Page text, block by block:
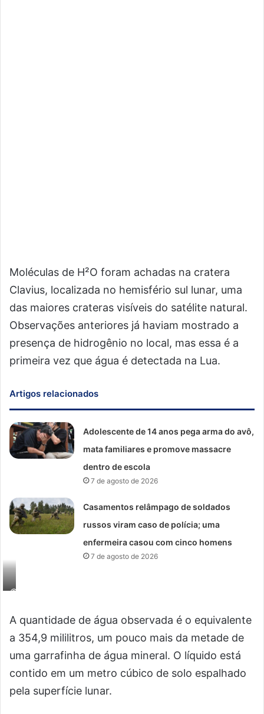
Moléculas de H²O foram achadas na cratera
Clavius, localizada no hemisfério sul lunar, uma
das maiores crateras visíveis do satélite natural.
Observações anteriores já haviam mostrado a
presença de hidrogênio no local, mas essa é a
primeira vez que água é detectada na Lua.
Artigos relacionados
Adolescente de 14 anos pega arma do avô,
mata familiares e promove massacre
dentro de escola
7 de agosto de 2026
Casamentos relâmpago de soldados
russos viram caso de polícia; uma
enfermeira casou com cinco homens
7 de agosto de 2026
©
a
r
e
l
l
A quantidade de água observada é o equivalente
a 354,9 mililitros, um pouco mais da metade de
uma garrafinha de água mineral. O líquido está
contido em um metro cúbico de solo espalhado
pela superfície lunar.